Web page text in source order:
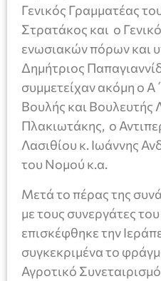
Γενικός Γραμματέας
Στρατάκος και ο
ενωσιακών πόρων και
Δημήτριος
συμμετείχαν ακόμη ο
Βουλής και Βουλευτής
Πλακιωτάκης, ο
Λασιθίου κ. Ιωάννης
του Νομού κ.α.
Μετά το πέρας της
με τους συνεργάτες
επισκέφθηκε την
συγκεκριμένα το
Αγροτικό